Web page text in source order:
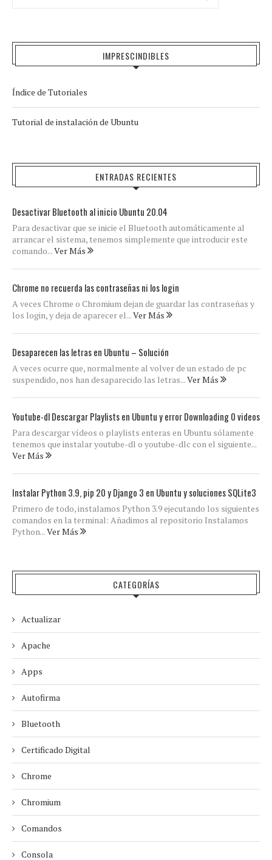
IMPRESCINDIBLES
Índice de Tutoriales
Tutorial de instalación de Ubuntu
ENTRADAS RECIENTES
Desactivar Bluetooth al inicio Ubuntu 20.04
Para desactivar que se inicie el Bluetooth automáticamente al
arrancar el sistema, tenemos simplemente que introducir este
comando...Ver Más
Chrome no recuerda las contraseñas ni los login
A veces Chrome o Chromium dejan de guardar las contraseñas y
los login, y deja de aparecer el...Ver Más
Desaparecen las letras en Ubuntu – Solución
A veces ocurre que, normalmente al volver de un estado de pc
suspendido, nos han desaparecido las letras...Ver Más
Youtube-dl Descargar Playlists en Ubuntu y error Downloading 0 videos
Para descargar vídeos o playlists enteras en Ubuntu sólamente
tenemos que instalar youtube-dl o youtube-dlc con el siguiente...
Ver Más
Instalar Python 3.9, pip 20 y Django 3 en Ubuntu y soluciones SQLite3
Primero de todo, instalamos Python 3.9 ejecutando los siguientes
comandos en la terminal: Añadimos al repositorio Instalamos
Python...Ver Más
CATEGORÍAS
Actualizar
Apache
Apps
Autofirma
Bluetooth
Certificado Digital
Chrome
Chromium
Comandos
Consola